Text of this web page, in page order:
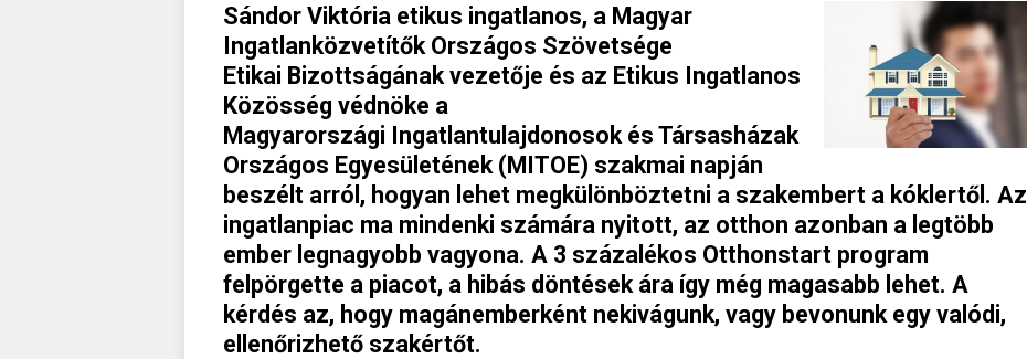
Sándor Viktória etikus ingatlanos, a Magyar
Ingatlanközvetítők Országos Szövetsége
Etikai Bizottságának vezetője és az Etikus Ingatlanos
Közösség védnöke a
Magyarországi Ingatlantulajdonosok és Társasházak
Országos Egyesületének (MITOE) szakmai napján
beszélt arról, hogyan lehet megkülönböztetni a szakembert a kóklertől. Az
ingatlanpiac ma mindenki számára nyitott, az otthon azonban a legtöbb
ember legnagyobb vagyona. A 3 százalékos Otthonstart program
felpörgette a piacot, a hibás döntések ára így még magasabb lehet. A
kérdés az, hogy magánemberként nekivágunk, vagy bevonunk egy valódi,
ellenőrizhető szakértőt.